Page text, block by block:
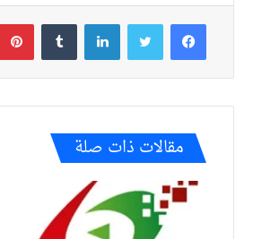
فيسبوك تويتر لينكدإن
مقالات ذات صلة